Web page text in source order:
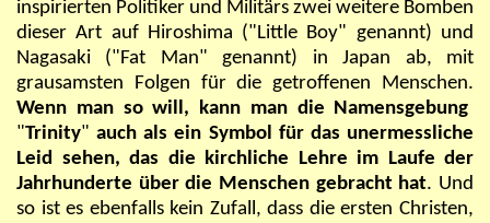
inspirierten Politiker und Militärs zwei weitere Bomben
dieser Art auf Hiroshima ("Little Boy" genannt) und
Nagasaki ("Fat Man" genannt) in Japan ab, mit
grausamsten Folgen für die getroffenen Menschen.
Wenn man so will, kann man die Namensgebung
"Trinity" auch als ein Symbol für das unermessliche
Leid sehen, das die kirchliche Lehre im Laufe der
Jahrhunderte über die Menschen gebracht hat. Und
so ist es ebenfalls kein Zufall, dass die ersten Christen,